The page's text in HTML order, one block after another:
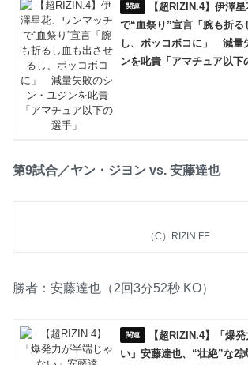
【超RIZIN.4】伊澤
で“血祭り”宣言「腕も折る
し、ボッコボコに」 減量
ンを叱責「アマチュア以下
第9試合／ヤン・ジヨン vs. 安藤達也
（C）RIZIN FF
勝者：安藤達也（2回3分52秒 KO）
【超RIZIN.4】「爆
い」安藤達也、“壮絶”な2